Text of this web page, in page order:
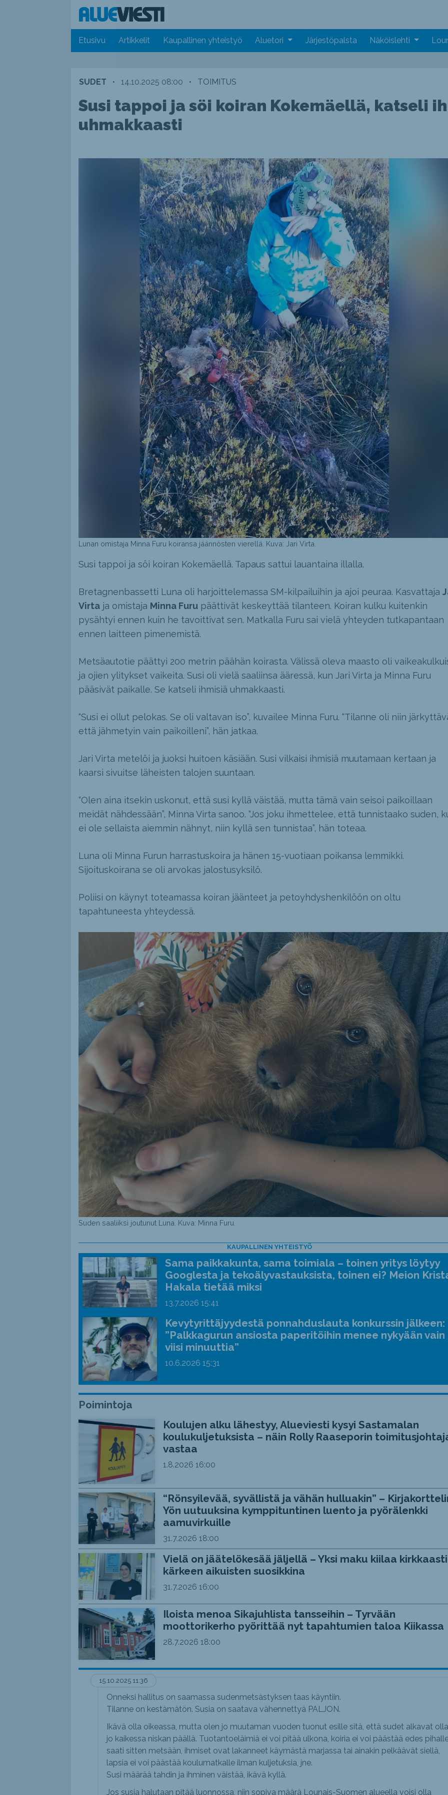
Etusivu Artikkelit Kaupallinen yhteistyö Aluetori Järjestöpalsta Näköislehti
SUDET • 14.10.2025 08:00 • TOIMITUS
Susi tappoi ja söi koiran Kokemäellä, katseli
uhmakkaasti
Lunan omistaja Minna Furu koiransa jäännösten vierellä. Kuva: Jari Virta.
Susi tappoi ja söi koiran Kokemäellä. Tapaus sattui lauantaina illalla.
Bretagnenbassetti Luna oli harjoittelemassa SM-kilpailuihin ja ajoi peuraa. Kasvattaja
Virtaja omistaja Minna Furupäättivät keskeyttää tilanteen. Koiran kulku kuitenkin
pysähtyi ennen kuin he tavoittivat sen. Matkalla Furu sai vielä yhteyden tutkapantaan
ennen laitteen pimenemistä.
Metsäautotie päättyi 200 metrin päähän koirasta. Välissä oleva maasto oli
ja ojien ylitykset vaikeita. Susi oli vielä saaliinsa ääressä, kun Jari Virta ja Minna Furu
pääsivät paikalle. Se katseli ihmisiä uhmakkaasti.
“Susi ei ollut pelokas. Se oli valtavan iso”, kuvailee Minna Furu. “Tilanne oli niin
että jähmetyin vain paikoilleni”, hän jatkaa.
Jari Virta metelöi ja juoksi huitoen käsiään. Susi vilkaisi ihmisiä muutamaan kertaan ja
kaarsi sivuitse läheisten talojen suuntaan.
“Olen aina itsekin uskonut, että susi kyllä väistää, mutta tämä vain seisoi paikoillaan
meidät nähdessään”, Minna Virta sanoo. “Jos joku ihmettelee, että tunnistaako suden,
ei ole sellaista aiemmin nähnyt, niin kyllä sen tunnistaa”, hän toteaa.
Luna oli Minna Furun harrastuskoira ja hänen 15-vuotiaan poikansa lemmikki.
Sijoituskoirana se oli arvokas jalostusyksilö.
Poliisi on käynyt toteamassa koiran jäänteet ja petoyhdyshenkilöön on oltu
tapahtuneesta yhteydessä.
Suden saaliiksi joutunut Luna. Kuva: Minna Furu.
KAUPALLINEN YHTEISTYÖ
Sama paikkakunta, sama toimiala – toinen yritys löytyy
Googlesta ja tekoälyvastauksista, toinen ei? Meion
Hakala tietää miksi
13.7.2026 15:41
Kevytyrittäjyydestä ponnahduslauta konkurssin jälkeen:
”Palkkagurun ansiosta paperitöihin menee nykyään vain
viisi minuuttia”
10.6.2026 15:31
Poimintoja
Koulujen alku lähestyy, Alueviesti kysyi Sastamalan
koulukuljetuksista – näin Rolly Raaseporin
vastaa
1.8.2026 16:00
“Rönsyilevää, syvällistä ja vähän hulluakin” –
Yön uutuuksina kymppituntinen luento ja pyörälenkki
aamuvirkuille
31.7.2026 18:00
Vielä on jäätelökesää jäljellä – Yksi maku kiilaa kirkkaasti
kärkeen aikuisten suosikkina
31.7.2026 16:00
Iloista menoa Sikajuhlista tansseihin – Tyrvään
moottorikerho pyörittää nyt tapahtumien taloa Kiikassa
28.7.2026 18:00
15.10.2025 11:36
Onneksi hallitus on saamassa sudenmetsästyksen taas käyntiin.
Tilanne on kestämätön. Susia on saatava vähennettyä PALJON.
Ikävä olla oikeassa, mutta olen jo muutaman vuoden tuonut esille sitä, että sudet alkavat olla
jo kaikessa niskan päällä. Tuotantoeläimiä ei voi pitää ulkona, koiria ei voi päästää edes
saati sitten metsään, ihmiset ovat lakanneet käymästä marjassa tai ainakin pelkäävät siellä,
lapsia ei voi päästää koulumatkalle ilman kuljetuksia, jne.
Susi määrää tahdin ja ihminen väistää, ikävä kyllä.
Jos susia halutaan pitää luonnossa, niin sopiva määrä Lounais-Suomen alueella voisi olla